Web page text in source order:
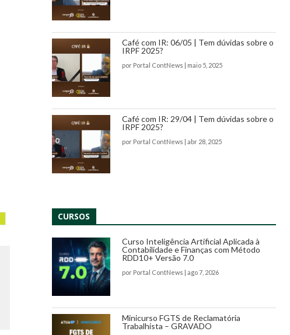
Café com IR: 06/05 | Tem dúvidas sobre o
IRPF 2025?
por Portal ContNews | maio 5, 2025
Café com IR: 29/04 | Tem dúvidas sobre o
IRPF 2025?
por Portal ContNews | abr 28, 2025
CURSOS
Curso Inteligência Artificial Aplicada à
Contabilidade e Finanças com Método
RDD10+ Versão 7.0
por Portal ContNews ago 7, 2026
Minicurso FGTS de Reclamatória
Trabalhista – GRAVADO